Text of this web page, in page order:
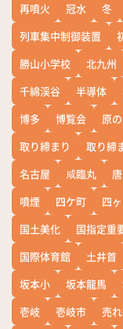
再噴火
冠水 冬
列車集中制御装置
勝山小学校
北九州
千綿渓谷
半導体
博多
博覧会 原
取り締まり
取り締
名古屋
咸臨丸
噴煙
四ケ町 四
国土美化
国指定重
国際体育館
土井首
坂本小
坂本龍馬
壱岐
壱岐市 売